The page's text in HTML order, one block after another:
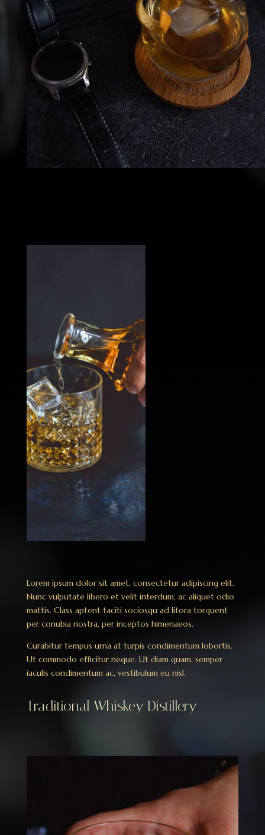
Lorem ipsum dolor sit amet, consectetur adipiscing elit.
Nunc vulputate libero et velit interdum, ac aliquet odio
mattis. Class aptent taciti sociosqu ad litora torquent
per conubia nostra, per inceptos himenaeos.
Curabitur tempus urna at turpis condimentum lobortis.
Ut commodo efficitur neque. Ut diam quam, semper
iaculis condimentum ac, vestibulum eu nisl.
Traditional Whiskey Distillery